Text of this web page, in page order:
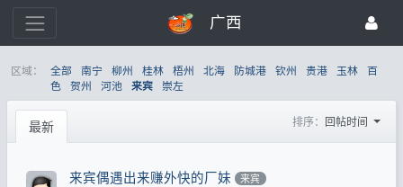
广西
区域： 全部 南宁 柳州 桂林 梧州 北海 防城港 钦州 贵港 玉林 百
色 贺州 河池 来宾 崇左
最新 排序： 回帖时间
来宾偶遇出来赚外快的厂妹 来宾